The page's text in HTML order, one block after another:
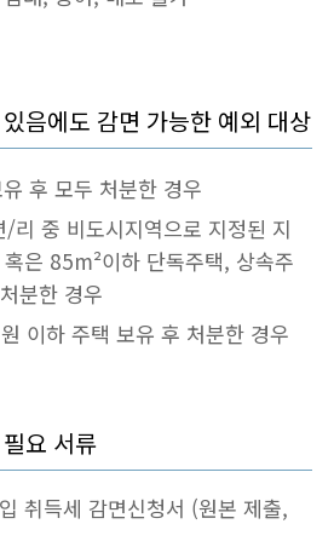
음에도 감면 가능한 예외 대상
후 모두 처분한 경우
리 중 비도시지역으로 지정된 지
은 85m²이하 단독주택, 상속주
분한 경우
이하 주택 보유 후 처분한 경우
요 서류
취득세 감면신청서 (원본 제출,